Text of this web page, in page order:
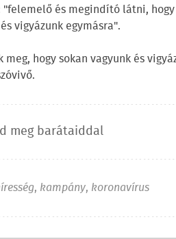
és megindító látni,
vigyázunk egymásra".
meg, hogy sokan vagyunk és
meg barátaiddal
, kampány, koronavírus